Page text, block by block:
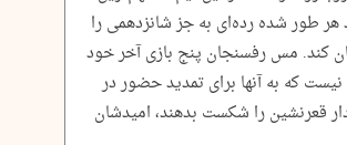
طور شده رده‌ای به جز شانزدهمی را
کند. مس رفسنجان پنج بازی آخر خود
که به آنها برای تمدید حضور در
قعرنشین را شکست بدهند، امیدشان